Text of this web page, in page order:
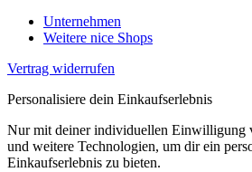
Unternehmen
Weitere nice Shops
Vertrag widerrufen
Personalisiere dein Einkaufserlebnis
Nur mit deiner individuellen Einwilligung
und weitere Technologien, um dir ein
Einkaufserlebnis zu bieten.